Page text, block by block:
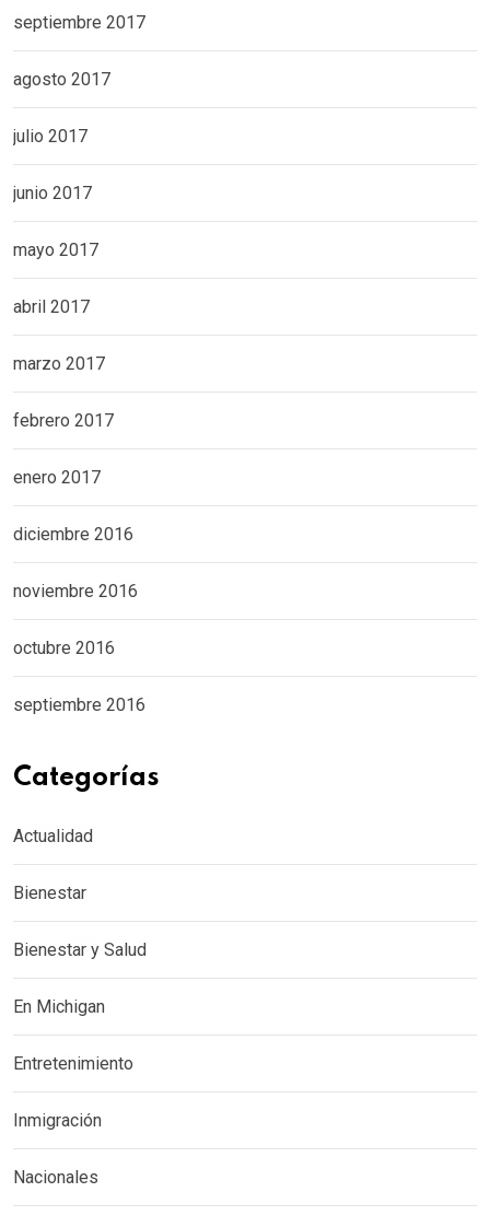
septiembre 2017
agosto 2017
julio 2017
junio 2017
mayo 2017
abril 2017
marzo 2017
febrero 2017
enero 2017
diciembre 2016
noviembre 2016
octubre 2016
septiembre 2016
Categorías
Actualidad
Bienestar
Bienestar y Salud
En Michigan
Entretenimiento
Inmigración
Nacionales